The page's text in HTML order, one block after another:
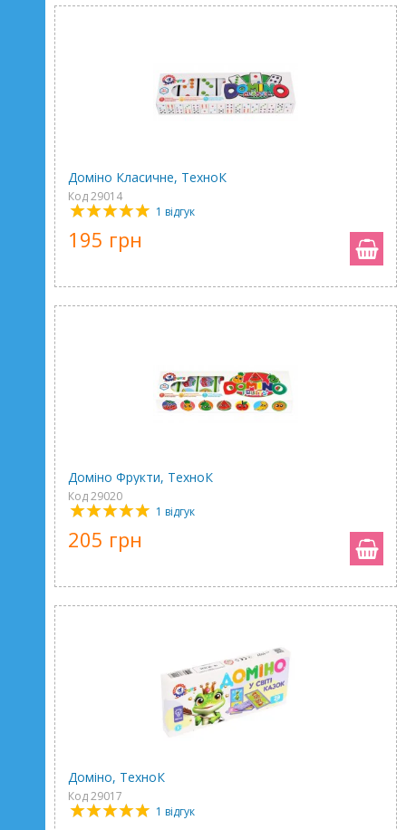
Доміно Класичне, ТехноК
Код 29014
1 відгук
195 грн
Доміно Фрукти, ТехноК
Код 29020
1 відгук
205 грн
Доміно, ТехноК
Код 29017
1 відгук